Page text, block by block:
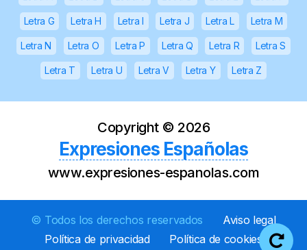
Letra G Letra H Letra I Letra J Letra L Letra M
Letra N Letra O Letra P Letra Q Letra R Letra S
Letra T Letra U Letra V Letra Y Letra Z
Copyright © 2026
Expresiones Españolas
www.expresiones-espanolas.com
© Todos los derechos reservados
Aviso legal
Política de privacidad
Política de cookies